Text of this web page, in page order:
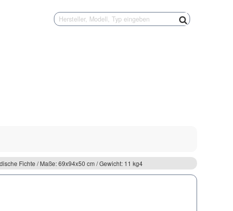
Fichte / Maße: 69x94x50 cm / Gewicht: 11 kg4